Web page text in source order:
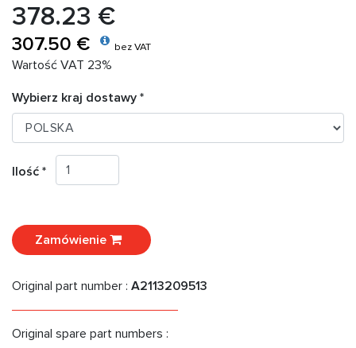
378.23 €
307.50 € bez VAT
Wartość VAT 23%
Wybierz kraj dostawy *
Ilość *
Zamówienie
Original part number : A2113209513
Original spare part numbers :